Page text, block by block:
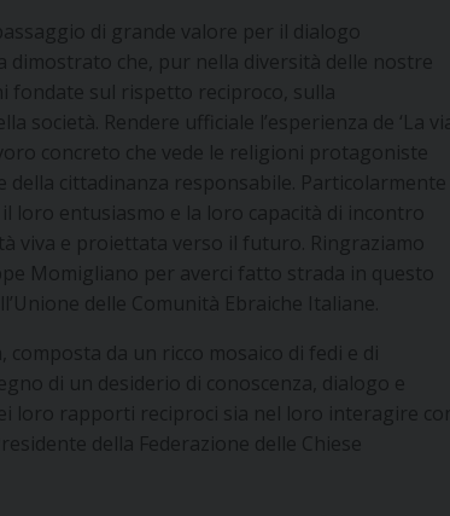
di grande valore per il dialogo
che, pur nella diversità delle nostre
sul rispetto reciproco, sulla
Rendere ufficiale l’esperienza de ‘La via
concreto che vede le religioni protagoniste
cittadinanza responsabile. Particolarmente
loro entusiasmo e la loro capacità di incontro
viva e proiettata verso il futuro. Ringraziamo
Momigliano per averci fatto strada in questo
delle Comunità Ebraiche Italiane.
da un ricco mosaico di fedi e di
di un desiderio di conoscenza, dialogo e
loro rapporti reciproci sia nel loro interagire con
della Federazione delle Chiese